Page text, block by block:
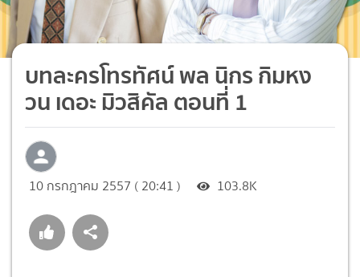
บทละครโทรทัศน์ พล นิกร กิมหง
วน เดอะ มิวสิคัล ตอนที่ 1
10 กรกฎาคม 2557 ( 20:41 ) 103.8K